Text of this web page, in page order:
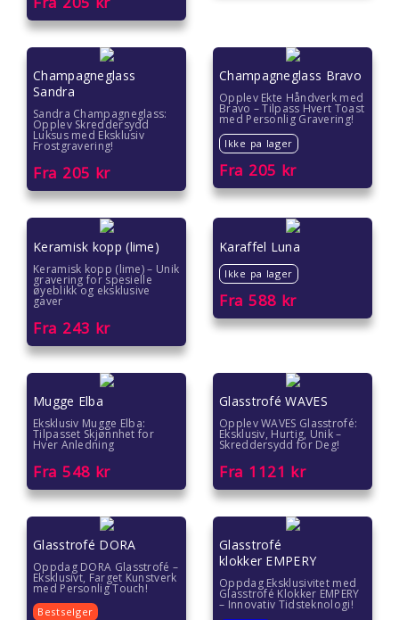
Champagneglass
Sandra
Sandra Champagneglass:
Opplev Skreddersydd
Luksus med Eksklusiv
Frostgravering!
Fra 205 kr
Champagneglass Bravo
Opplev Ekte Håndverk med
Bravo – Tilpass Hvert Toast
med Personlig Gravering!
Ikke pa lager
Fra 205 kr
Keramisk kopp (lime)
Keramisk kopp (lime) – Unik
gravering for spesielle
øyeblikk og eksklusive
gaver
Fra 243 kr
Karaffel Luna
Ikke pa lager
Fra 588 kr
Mugge Elba
Eksklusiv Mugge Elba:
Tilpasset Skjønnhet for
Hver Anledning
Fra 548 kr
Glasstrofé WAVES
Opplev WAVES Glasstrofé:
Eksklusiv, Hurtig, Unik –
Skreddersydd for Deg!
Fra 1121 kr
Glasstrofé DORA
Oppdag DORA Glasstrofé –
Eksklusivt, Farget Kunstverk
med Personlig Touch!
Bestselger
Glasstrofé
klokker EMPERY
Oppdag Eksklusivitet med
Glasstrofé Klokker EMPERY
– Innovativ Tidsteknologi!